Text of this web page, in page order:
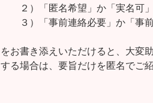
　２）「匿名希望」か「実名可
　３）「事前連絡必要」か「事
をお書き添えいただけると、大変
する場合は、要旨だけを匿名でご